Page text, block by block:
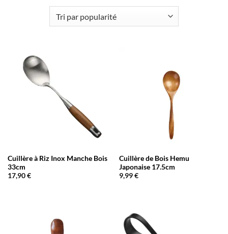
Cuillère à Riz Inox Manche Bois
33cm
17,90€
Cuillère de Bois Hemu
Japonaise 17.5cm
9,99€